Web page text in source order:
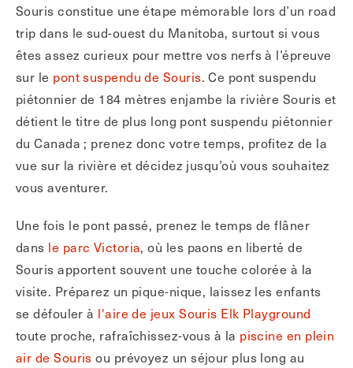
Souris constitue une étape mémorable lors d’un road
trip dans le sud-ouest du Manitoba, surtout si vous
êtes assez curieux pour mettre vos nerfs à l’épreuve
sur le pont suspendu de Souris. Ce pont suspendu
piétonnier de 184 mètres enjambe la rivière Souris et
détient le titre de plus long pont suspendu piétonnier
du Canada ; prenez donc votre temps, profitez de la
vue sur la rivière et décidez jusqu’où vous souhaitez
vous aventurer.
Une fois le pont passé, prenez le temps de flâner
dans le parc Victoria, où les paons en liberté de
Souris apportent souvent une touche colorée à la
visite. Préparez un pique-nique, laissez les enfants
se défouler à l'aire de jeux Souris Elk Playground
toute proche, rafraîchissez-vous à la piscine en plein
air de Souris ou prévoyez un séjour plus long au